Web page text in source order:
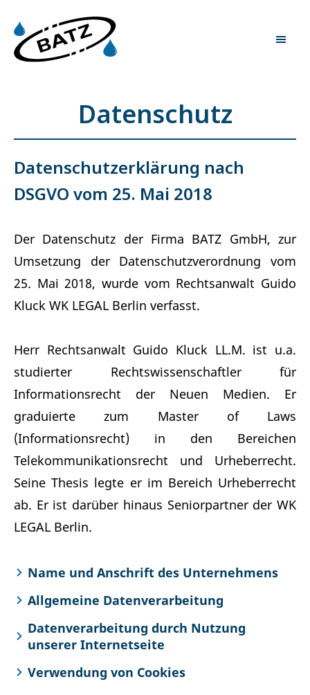
Datenschutz
Datenschutzerklärung nach
DSGVO vom 25. Mai 2018
Der Datenschutz der Firma BATZ GmbH, zur
Umsetzung der Datenschutzverordnung vom
25. Mai 2018, wurde vom Rechtsanwalt Guido
Kluck WK LEGAL Berlin verfasst.
Herr Rechtsanwalt Guido Kluck LL.M. ist u.a.
studierter Rechtswissenschaftler für
Informationsrecht der Neuen Medien. Er
graduierte zum Master of Laws
(Informationsrecht) in den Bereichen
Telekommunikationsrecht und Urheberrecht.
Seine Thesis legte er im Bereich Urheberrecht
ab. Er ist darüber hinaus Seniorpartner der WK
LEGAL Berlin.
Name und Anschrift des Unternehmens
Allgemeine Datenverarbeitung
Datenverarbeitung durch Nutzung
unserer Internetseite
Verwendung von Cookies